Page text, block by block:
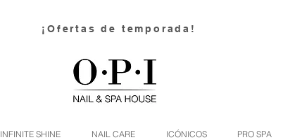
¡Ofertas de temporada!
INFINITE SHINE NAIL CARE ICÓNICOS PRO SPA